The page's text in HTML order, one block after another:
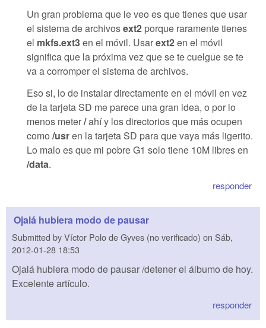
Un gran problema que le veo es que tienes que usar
el sistema de archivosext2 porque raramente tienes
el mkfs.ext3en el móvil. Usarext2en el móvil
significa que la próxima vez que se te cuelgue se te
va a corromper el sistema de archivos.
Eso si, lo de instalar directamente en el móvil en vez
de la tarjeta SD me parece una gran idea, o por lo
menos meter/ahí y los directorios que más ocupen
como /usren la tarjeta SD para que vaya más ligerito.
Lo malo es que mi pobre G1 solo tiene 10M libres en
/data.
responder
Ojalá hubiera modo de pausar
Submitted byVíctor Polo de Gyves (no verificado) on Sáb,
2012-01-28 18:53
Ojalá hubiera modo de pausar /detener el álbumo de hoy.
Excelente artículo.
responder